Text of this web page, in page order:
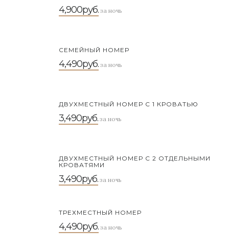
4,900руб. за ночь
СЕМЕЙНЫЙ НОМЕР
4,490руб. за ночь
ДВУХМЕСТНЫЙ НОМЕР С 1 КРОВАТЬЮ
3,490руб. за ночь
ДВУХМЕСТНЫЙ НОМЕР С 2 ОТДЕЛЬНЫМИ
КРОВАТЯМИ
3,490руб. за ночь
ТРЕХМЕСТНЫЙ НОМЕР
4,490руб. за ночь